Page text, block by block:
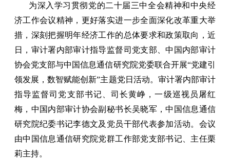
为深入学习贯彻党的二十届三中全会精神和中央经
济工作会议精神，更好落实进一步全面深化改革重大举
措，深刻把握明年经济工作的总体要求和政策取向，近
日，审计署内部审计指导监督司党支部、中国内部审计
协会党支部与中国信息通信研究院党委联合开展“党建引
领发展，数智赋能创新”主题党日活动。审计署内部审计
指导监督司党支部书记、司长黄峥，一级巡视员屠红
梅，中国内部审计协会副秘书长吴晓军，中国信息通信
研究院纪委书记李德文及党员干部代表参加活动。会议
由中国信息通信研究院党群工作部党支部书记、主任栗
莉主持。